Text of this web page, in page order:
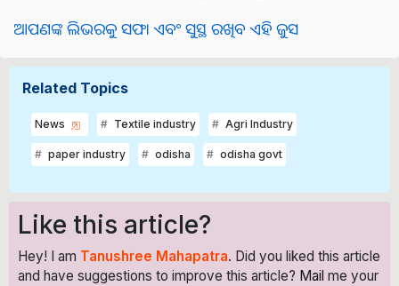
ଆପଣଙ୍କ ଲିଭରକୁ ସଫା ଏବଂ ସୁସ୍ଥ ରଖିବ ଏହି ଜୁସ
Related Topics
News Textile industry Agri Industry
paper industry odisha odisha govt
Like this article?
Hey! I am Tanushree Mahapatra. Did you liked this article
and have suggestions to improve this article? Mail me your